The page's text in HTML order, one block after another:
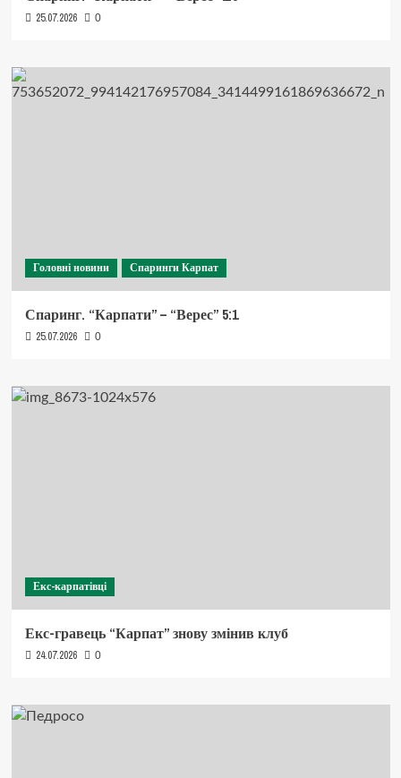
25.07.2026 0
Головні новини Спаринги Карпат
Спаринг. “Карпати” – “Верес” 5:1
25.07.2026 0
Екс-карпатівці
Екс-гравець “Карпат” знову змінив клуб
24.07.2026 0